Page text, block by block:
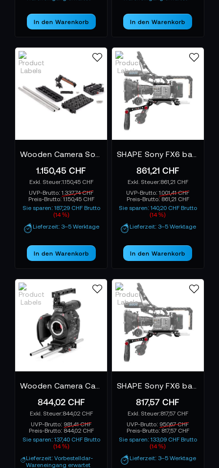
In den Warenkorb In den Warenkorb
1.150,45 CHF
1.150,45 CHF
UVP-Brutto:1.337,74 CHF
Preis-Brutto: 1.150,45 CHF
Sie sparen: 187,29 CHF Brutto
(14 %)
Lieferzeit: 3–5 Werktage
In den Warenkorb
861,21 CHF
861,21 CHF
UVP-Brutto:1.001,41 CHF
Preis-Brutto: 861,21 CHF
Sie sparen: 140,20 CHF Brutto
(14 %)
Lieferzeit: 3–5 Werktage
In den Warenkorb
844,02 CHF
844,02 CHF
UVP-Brutto: 981,41 CHF
Preis-Brutto: 844,02 CHF
Sie sparen: 137,40 CHF Brutto
(14 %)
Lieferzeit: Vorbestelldar-
Wareneingang erwartet
817,57 CHF
817,57 CHF
UVP-Brutto: 950,67 CHF
Preis-Brutto: 817,57 CHF
Sie sparen: 133,09 CHF Brutto
(14 %)
Lieferzeit: 3–5 Werktage